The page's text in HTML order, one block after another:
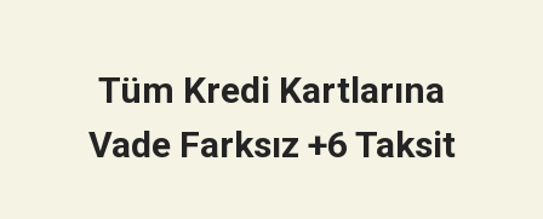
Tüm Kredi Kartlarına
Vade Farksız +6 Taksit